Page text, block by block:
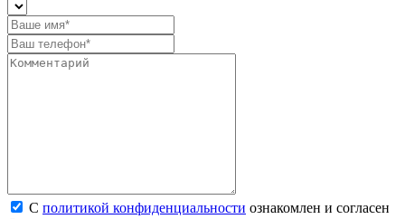
С политикой конфиденциальности ознакомлен и согласен